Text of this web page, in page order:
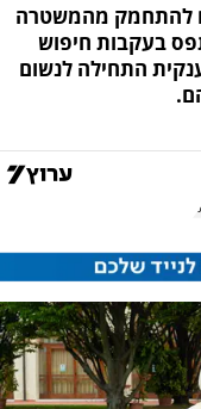
להתחמק מהמשטרה
בעקבות חיפוש
התחילה לנשום